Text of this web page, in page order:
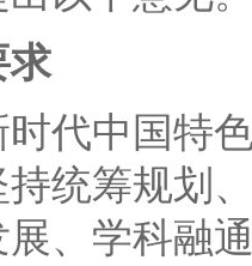
求
中国特色
持统筹规划
、学科融